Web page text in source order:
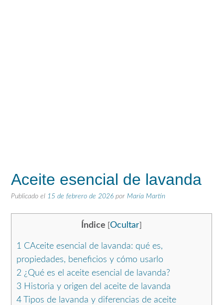
Aceite esencial de lavanda
Publicado el 15 de febrero de 2026 por María Martín
Índice [Ocultar]
1 CAceite esencial de lavanda: qué es,
propiedades, beneficios y cómo usarlo
2 ¿Qué es el aceite esencial de lavanda?
3 Historia y origen del aceite de lavanda
4 Tipos de lavanda y diferencias de aceite